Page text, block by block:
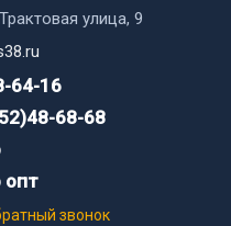
Урал
газа
улица, 9
64-16
68-68
опт
звонок